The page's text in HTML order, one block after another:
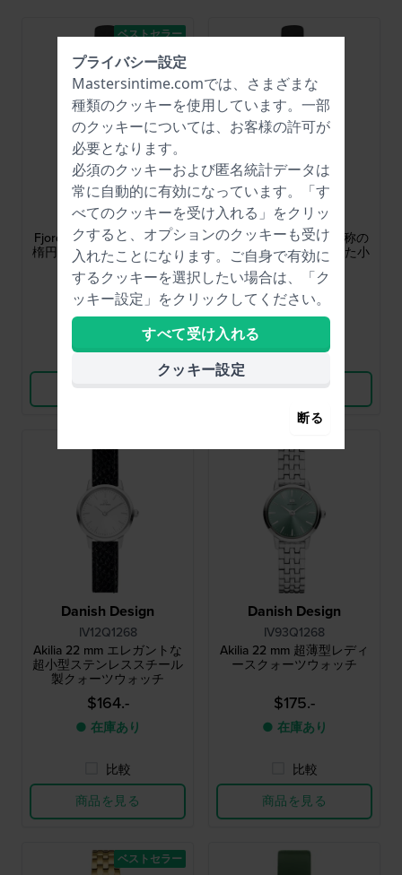
Danish Design
IV14Q1306
Fjordsten 26 mm 非対称の
楕円形ケースを採用した小
型クォーツ時計
$153.-
● 在庫あり
比較
商品を見る
ベストセラー
Danish Design
IV15Q1306
Fjordsten 26 mm 非対称の
楕円形ケースを採用した小
型クォーツ時計
$164.-
● 在庫あり
比較
商品を見る
Danish Design
IV12Q1268
Akilia 22 mm エレガントな
超小型ステンレススチール
製クォーツウォッチ
$164.-
● 在庫あり
比較
商品を見る
Danish Design
IV93Q1268
Akilia 22 mm 超薄型レディ
ースクォーツウォッチ
$175.-
● 在庫あり
比較
商品を見る
ベストセラー
プライバシー設定
Mastersintime.comでは、さまざまな
種類のクッキーを使用しています。一部
のクッキーについては、お客様の許可が
必要となります。
必須のクッキーおよび匿名統計データは
常に自動的に有効になっています。「す
べてのクッキーを受け入れる」をクリッ
クすると、オプションのクッキーも受け
入れたことになります。ご自身で有効に
するクッキーを選択したい場合は、「ク
ッキー設定」をクリックしてください。
すべて受け入れる
クッキー設定
断る